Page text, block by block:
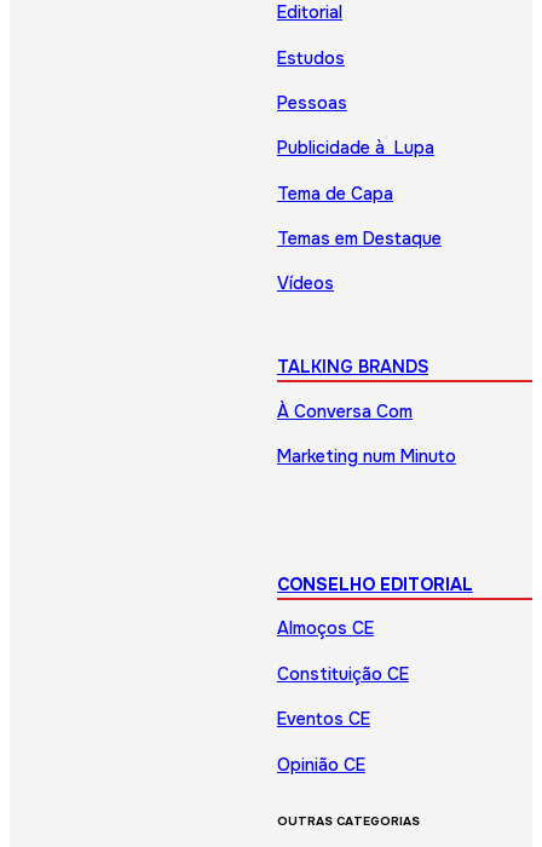
Editorial
Estudos
Pessoas
Publicidade à Lupa
Tema de Capa
Temas em Destaque
Vídeos
TALKING BRANDS
À Conversa Com
Marketing num Minuto
CONSELHO EDITORIAL
Almoços CE
Constituição CE
Eventos CE
Opinião CE
OUTRAS CATEGORIAS